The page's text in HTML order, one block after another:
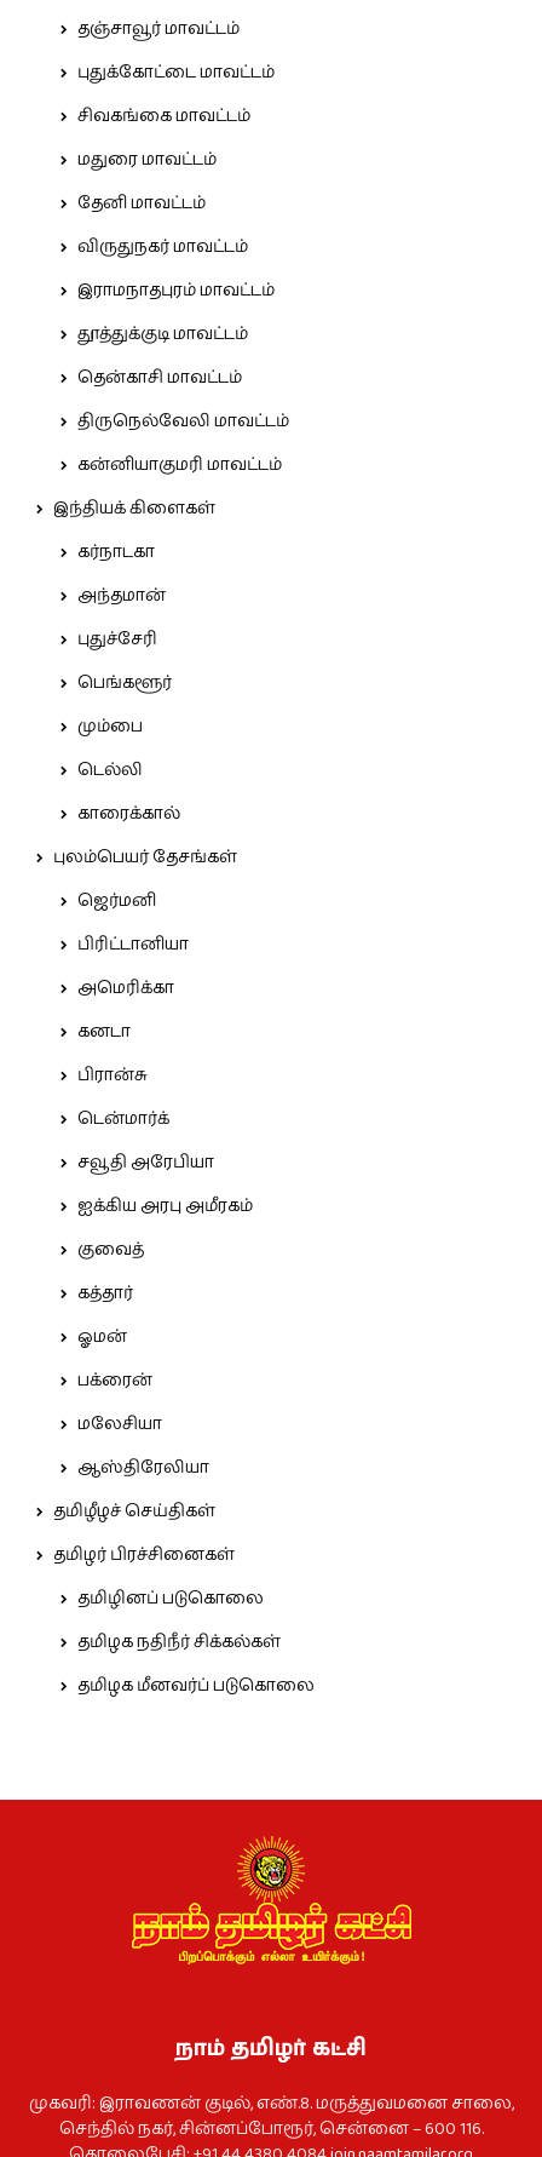
தஞ்சாவூர் மாவட்டம்
புதுக்கோட்டை மாவட்டம்
சிவகங்கை மாவட்டம்
மதுரை மாவட்டம்
தேனி மாவட்டம்
விருதுநகர் மாவட்டம்
இராமநாதபுரம் மாவட்டம்
தூத்துக்குடி மாவட்டம்
தென்காசி மாவட்டம்
திருநெல்வேலி மாவட்டம்
கன்னியாகுமரி மாவட்டம்
இந்தியக் கிளைகள்
கர்நாடகா
அந்தமான்
புதுச்சேரி
பெங்களூர்
மும்பை
டெல்லி
காரைக்கால்
புலம்பெயர் தேசங்கள்
ஜெர்மனி
பிரிட்டானியா
அமெரிக்கா
கனடா
பிரான்சு
டென்மார்க்
சவூதி அரேபியா
ஐக்கிய அரபு அமீரகம்
குவைத்
கத்தார்
ஓமன்
பக்ரைன்
மலேசியா
ஆஸ்திரேலியா
தமிழீழச் செய்திகள்
தமிழர் பிரச்சினைகள்
தமிழினப் படுகொலை
தமிழக நதிநீர் சிக்கல்கள்
தமிழக மீனவர்ப் படுகொலை
நாம் தமிழர் கட்சி
முகவரி: இராவணன் குடில், எண்.8. மருத்துவமனை சாலை,
செந்தில் நகர், சின்னப்போரூர், சென்னை – 600 116.